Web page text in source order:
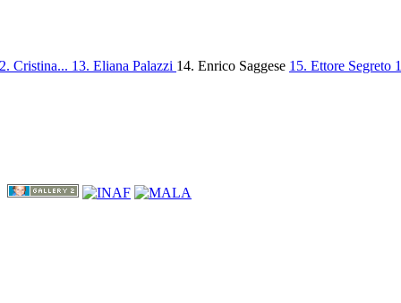
Cristina... 13. Eliana Palazzi 14. Enrico Saggese 15. Ettore Segreto